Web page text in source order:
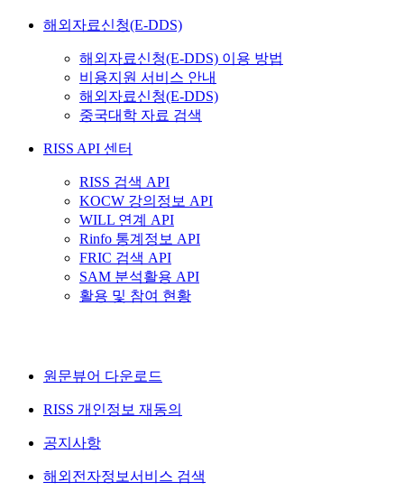
해외자료신청(E-DDS)
해외자료신청(E-DDS) 이용 방법
비용지원 서비스 안내
해외자료신청(E-DDS)
중국대학 자료 검색
RISS API 센터
RISS 검색 API
KOCW 강의정보 API
WILL 연계 API
Rinfo 통계정보 API
FRIC 검색 API
SAM 분석활용 API
활용 및 참여 현황
원문뷰어 다운로드
RISS 개인정보 재동의
공지사항
해외전자정보서비스 검색